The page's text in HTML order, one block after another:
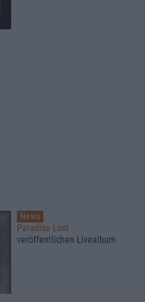
News
Paradise Lost
veröffentlichen Livealbum